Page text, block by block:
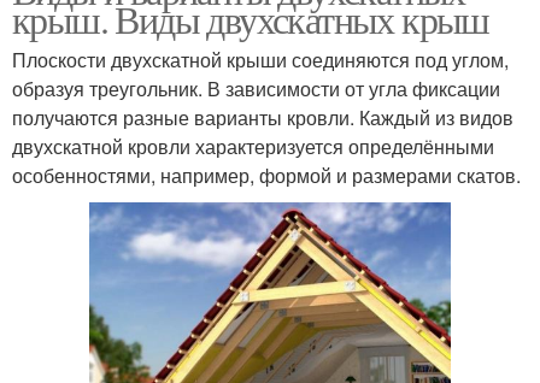
крыш. Виды двухскатных крыш
Плоскости двухскатной крыши соединяются под углом,
образуя треугольник. В зависимости от угла фиксации
получаются разные варианты кровли. Каждый из видов
двухскатной кровли характеризуется определёнными
особенностями, например, формой и размерами скатов.